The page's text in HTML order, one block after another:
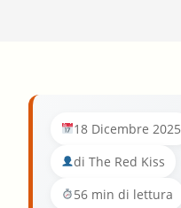
18 Dicembre 2025
di The Red Kiss
56 min di lettura